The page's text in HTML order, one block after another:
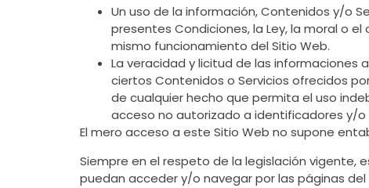
Un uso de la información, Contenidos y/o
presentes Condiciones, la Ley, la moral o
mismo funcionamiento del Sitio Web.
La veracidad y licitud de las informaciones
ciertos Contenidos o Servicios ofrecidos
de cualquier hecho que permita el uso
acceso no autorizado a identificadores y/
El mero acceso a este Sitio Web no supone
Siempre en el respeto de la legislación vigente,
puedan acceder y/o navegar por las páginas del